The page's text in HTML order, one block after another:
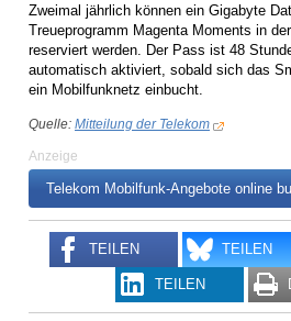
Zweimal jährlich können ein Gigabyte
Treueprogramm Magenta Moments in
reserviert werden. Der Pass ist 48
automatisch aktiviert, sobald sich das
ein Mobilfunknetz einbucht.
Quelle: Mitteilung der Telekom
Anzeige
Telekom Mobilfunk-Angebote online
TEILEN TEILEN
TEILEN